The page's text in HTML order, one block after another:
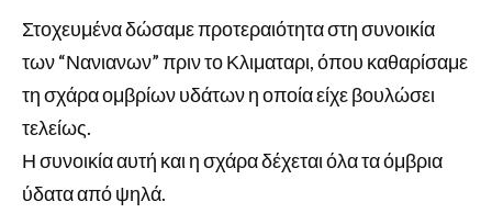
Στοχευμένα δώσαμε προτεραιότητα στη συνοικία
των “Νανιανων” πριν το Κλιματαρι, όπου καθαρίσαμε
τη σχάρα ομβρίων υδάτων η οποία είχε βουλώσει
τελείως.
Η συνοικία αυτή και η σχάρα δέχεται όλα τα όμβρια
ύδατα από ψηλά.